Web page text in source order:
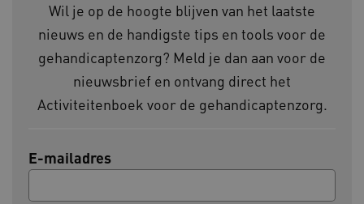
Wil je op de hoogte blijven van het laatste
nieuws en de handigste tips en tools voor de
gehandicaptenzorg? Meld je dan aan voor de
nieuwsbrief en ontvang direct het
Activiteitenboek voor de gehandicaptenzorg.
E-mailadres
CookieScriptConsent
CookieScript
www.kennispleingehandicaptensector.nl